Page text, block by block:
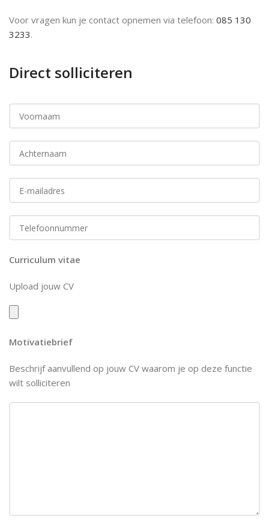
Voor vragen kun je contact opnemen via telefoon: 085 130
3233.
Direct solliciteren
Curriculum vitae
Upload jouw CV
Motivatiebrief
Beschrijf aanvullend op jouw CV waarom je op deze functie
wilt solliciteren